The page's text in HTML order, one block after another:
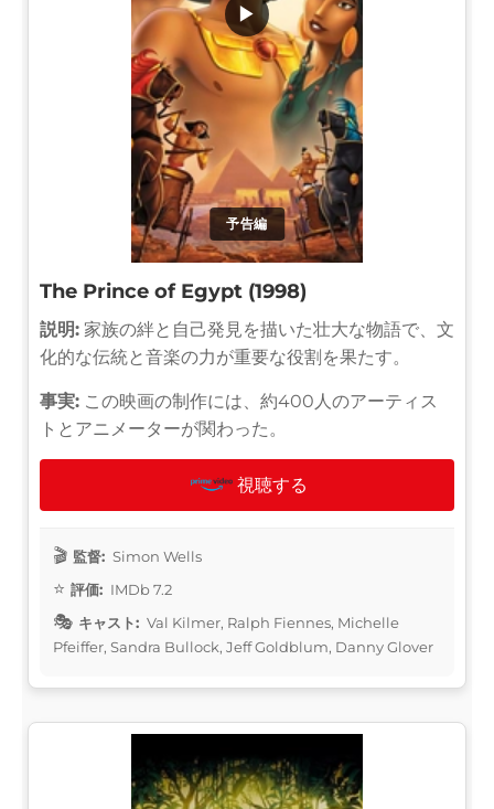
予告編
▶
The Prince of Egypt (1998)
説明: 家族の絆と自己発見を描いた壮大な物語で、文
化的な伝統と音楽の力が重要な役割を果たす。
事実: この映画の制作には、約400人のアーティス
トとアニメーターが関わった。
視聴する
監督: Simon Wells
評価: IMDb 7.2
キャスト: Val Kilmer, Ralph Fiennes, Michelle
Pfeiffer, Sandra Bullock, Jeff Goldblum, Danny Glover